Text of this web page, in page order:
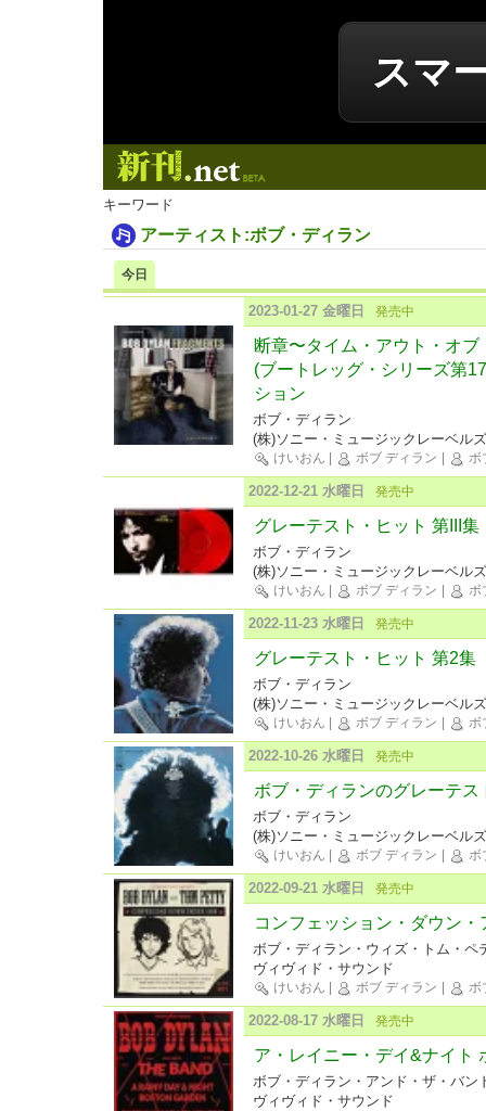
スマ
キーワード
アーティスト:ボブ・ディラン
今日
2023-01-27 金曜日 発売中
断章〜タイム・アウト・オ
(ブートレッグ・シリーズ第
ション
ボブ・ディラン
(株)ソニー・ミュージックレーベルズ
けいおん ボブ ディラン ボ
2022-12-21 水曜日 発売中
グレーテスト・ヒット 第III集
ボブ・ディラン
(株)ソニー・ミュージックレーベルズ
けいおん ボブ ディラン ボ
2022-11-23 水曜日 発売中
グレーテスト・ヒット 第2集
ボブ・ディラン
(株)ソニー・ミュージックレーベルズ
けいおん ボブ ディラン ボ
2022-10-26 水曜日 発売中
ボブ・ディランのグレーテ
ボブ・ディラン
(株)ソニー・ミュージックレーベルズ
けいおん ボブ ディラン ボ
2022-09-21 水曜日 発売中
コンフェッション・ダウン・
ボブ・ディラン・ウィズ・トム・ペ
ヴィヴィド・サウンド
けいおん ボブ ディラン ボ
2022-08-17 水曜日 発売中
ア・レイニー・デイ&ナイト
ボブ・ディラン・アンド・ザ・バン
ヴィヴィド・サウンド